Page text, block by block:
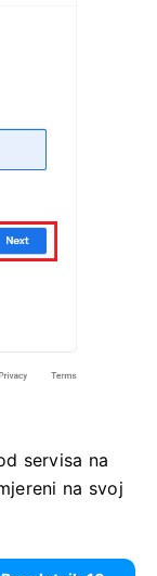
servisa na
na svoj